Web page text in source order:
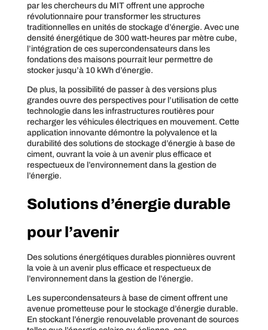
par les chercheurs du MIT offrent une approche
révolutionnaire pour transformer les structures
traditionnelles en unités de stockage d’énergie. Avec une
densité énergétique de 300 watt-heures par mètre cube,
l’intégration de ces supercondensateurs dans les
fondations des maisons pourrait leur permettre de
stocker jusqu’à 10 kWh d’énergie.
De plus, la possibilité de passer à des versions plus
grandes ouvre des perspectives pour l’utilisation de cette
technologie dans les infrastructures routières pour
recharger les véhicules électriques en mouvement. Cette
application innovante démontre la polyvalence et la
durabilité des solutions de stockage d’énergie à base de
ciment, ouvrant la voie à un avenir plus efficace et
respectueux de l’environnement dans la gestion de
l’énergie.
Solutions d’énergie durable
pour l’avenir
Des solutions énergétiques durables pionnières ouvrent
la voie à un avenir plus efficace et respectueux de
l’environnement dans la gestion de l’énergie.
Les supercondensateurs à base de ciment offrent une
avenue prometteuse pour le stockage d’énergie durable.
En stockant l’énergie renouvelable provenant de sources